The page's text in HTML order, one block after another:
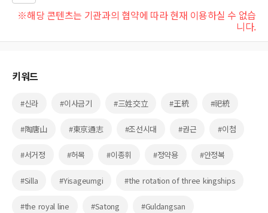
찾기
※해당 콘텐츠는 기관과의 협약에 따라 현재 이용하실 수 없습
니다.
키워드
#신라 #이사금기 #三姓交立 #王統 #祀統
#陶唐山 #東京通志 #조선시대 #권근 #이첨
#서거정 #허목 #이종휘 #정약용 #안정복
#Silla #Yisageumgi #the rotation of three kingships
#the royal line #Satong #Guldangsan